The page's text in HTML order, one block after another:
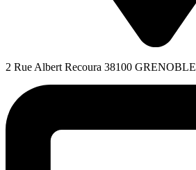
2 Rue Albert Recoura 38100 GRENOBLE